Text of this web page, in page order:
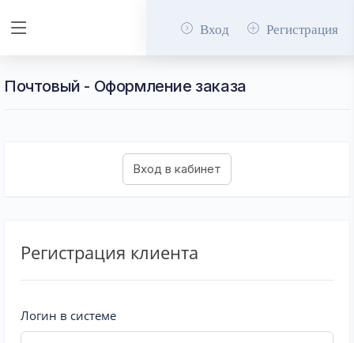
Вход Регистрация
Почтовый - Оформление заказа
Регистрация клиента
Логин в системе